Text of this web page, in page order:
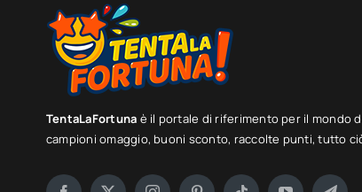
TentaLaFortuna è il portale di riferimento per il mondo
campioni omaggio, buoni sconto, raccolte punti, tutto